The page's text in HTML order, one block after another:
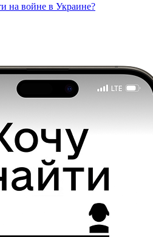
на войне в Украине?